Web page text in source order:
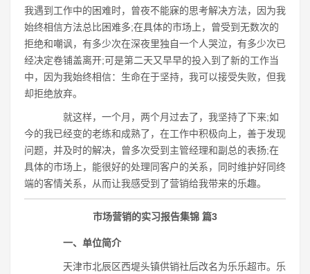
我遇到工作中的困难时，曾夜不能寐的思考解决方法，因为我
始终相信方法总比困难多;在具体的市场上，曾受到无数次的
拒绝和嘲讽，有多少次在深夜里独自一个人哭泣，有多少次已
经决定卷铺盖离开;可是第二天又早早的投入到了新的工作当
中，因为我始终相信：生命在于坚持，我可以接受失败，但我
却拒绝放弃。
就这样，一个月，两个月过去了，我坚持了下来;如
今的我已经变的老练和成熟了，在工作中积极向上，善于发现
问题，并及时的解决，曾多次受到主管经理和副总的表扬;在
具体的市场上，能很好的处理同客户的关系，同时维护好同终
端的客情关系，从而让我感受到了营销给我带来的乐趣。
市场营销的实习报告集锦 篇3
一、单位简介
天津市北辰区西堤头镇供销社后改名为乐乐超市。乐